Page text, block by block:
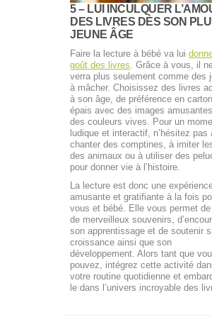
5 – LUI INCULQUER
DES LIVRES DÈS SON
JEUNE ÂGE
Faire la lecture à bébé va lui
goût des livres . Grâce à vous, il
verra plus seulement comme des
à mâcher. Choisissez des livres
à son âge, de préférence en carton
épais avec des images
des couleurs vives. Pour un
ludique et interactif, n’hésitez pas
chanter des comptines, à imiter
des animaux ou à utiliser des
pour donner vie à l’histoire.
La lecture est donc une
amusante et gratifiante à la fois
vous et bébé. Elle vous permet
de merveilleux souvenirs,
son apprentissage et de soutenir
croissance ainsi que son
développement. Alors tant que
pouvez, intégrez cette activité
votre routine quotidienne et
le dans l’univers incroyable des